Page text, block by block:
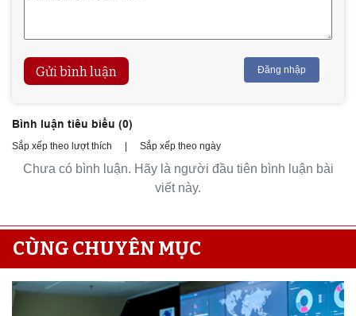
Gửi bình luận Đăng nhập
Bình luận tiêu biểu (0)
Sắp xếp theo lượt thích | Sắp xếp theo ngày
Chưa có bình luận. Hãy là người đầu tiên bình luận bài
viết này.
CÙNG CHUYÊN MỤC